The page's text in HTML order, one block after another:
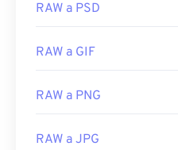
RAW a PSD
RAW a GIF
RAW a PNG
RAW a JPG